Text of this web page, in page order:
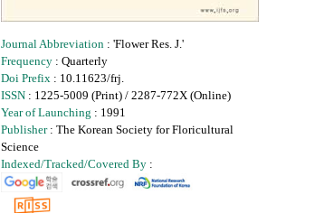
Journal Abbreviation : 'Flower Res. J.'
Frequency : Quarterly
Doi Prefix : 10.11623/frj.
ISSN : 1225-5009 (Print) / 2287-772X (Online)
Year of Launching : 1991
Publisher: The Korean Society for Floricultural
Science
Indexed/Tracked/Covered By :